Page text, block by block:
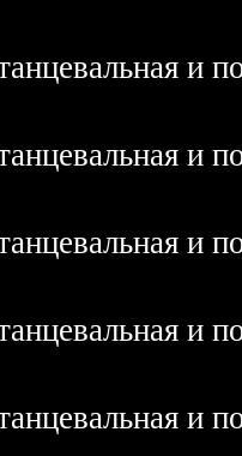
и
и
и
и
и